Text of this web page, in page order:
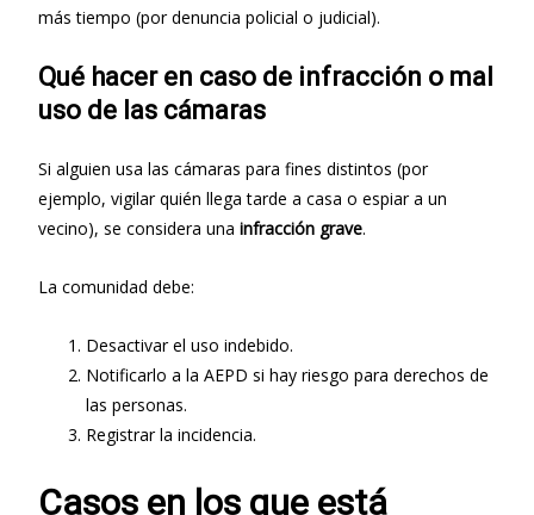
más tiempo (por denuncia policial o judicial).
Qué hacer en caso de infracción o mal
uso de las cámaras
Si alguien usa las cámaras para fines distintos (por
ejemplo, vigilar quién llega tarde a casa o espiar a un
vecino), se considera una infracción grave.
La comunidad debe:
Desactivar el uso indebido.
Notificarlo a la AEPD si hay riesgo para derechos de
las personas.
Registrar la incidencia.
Casos en los que está